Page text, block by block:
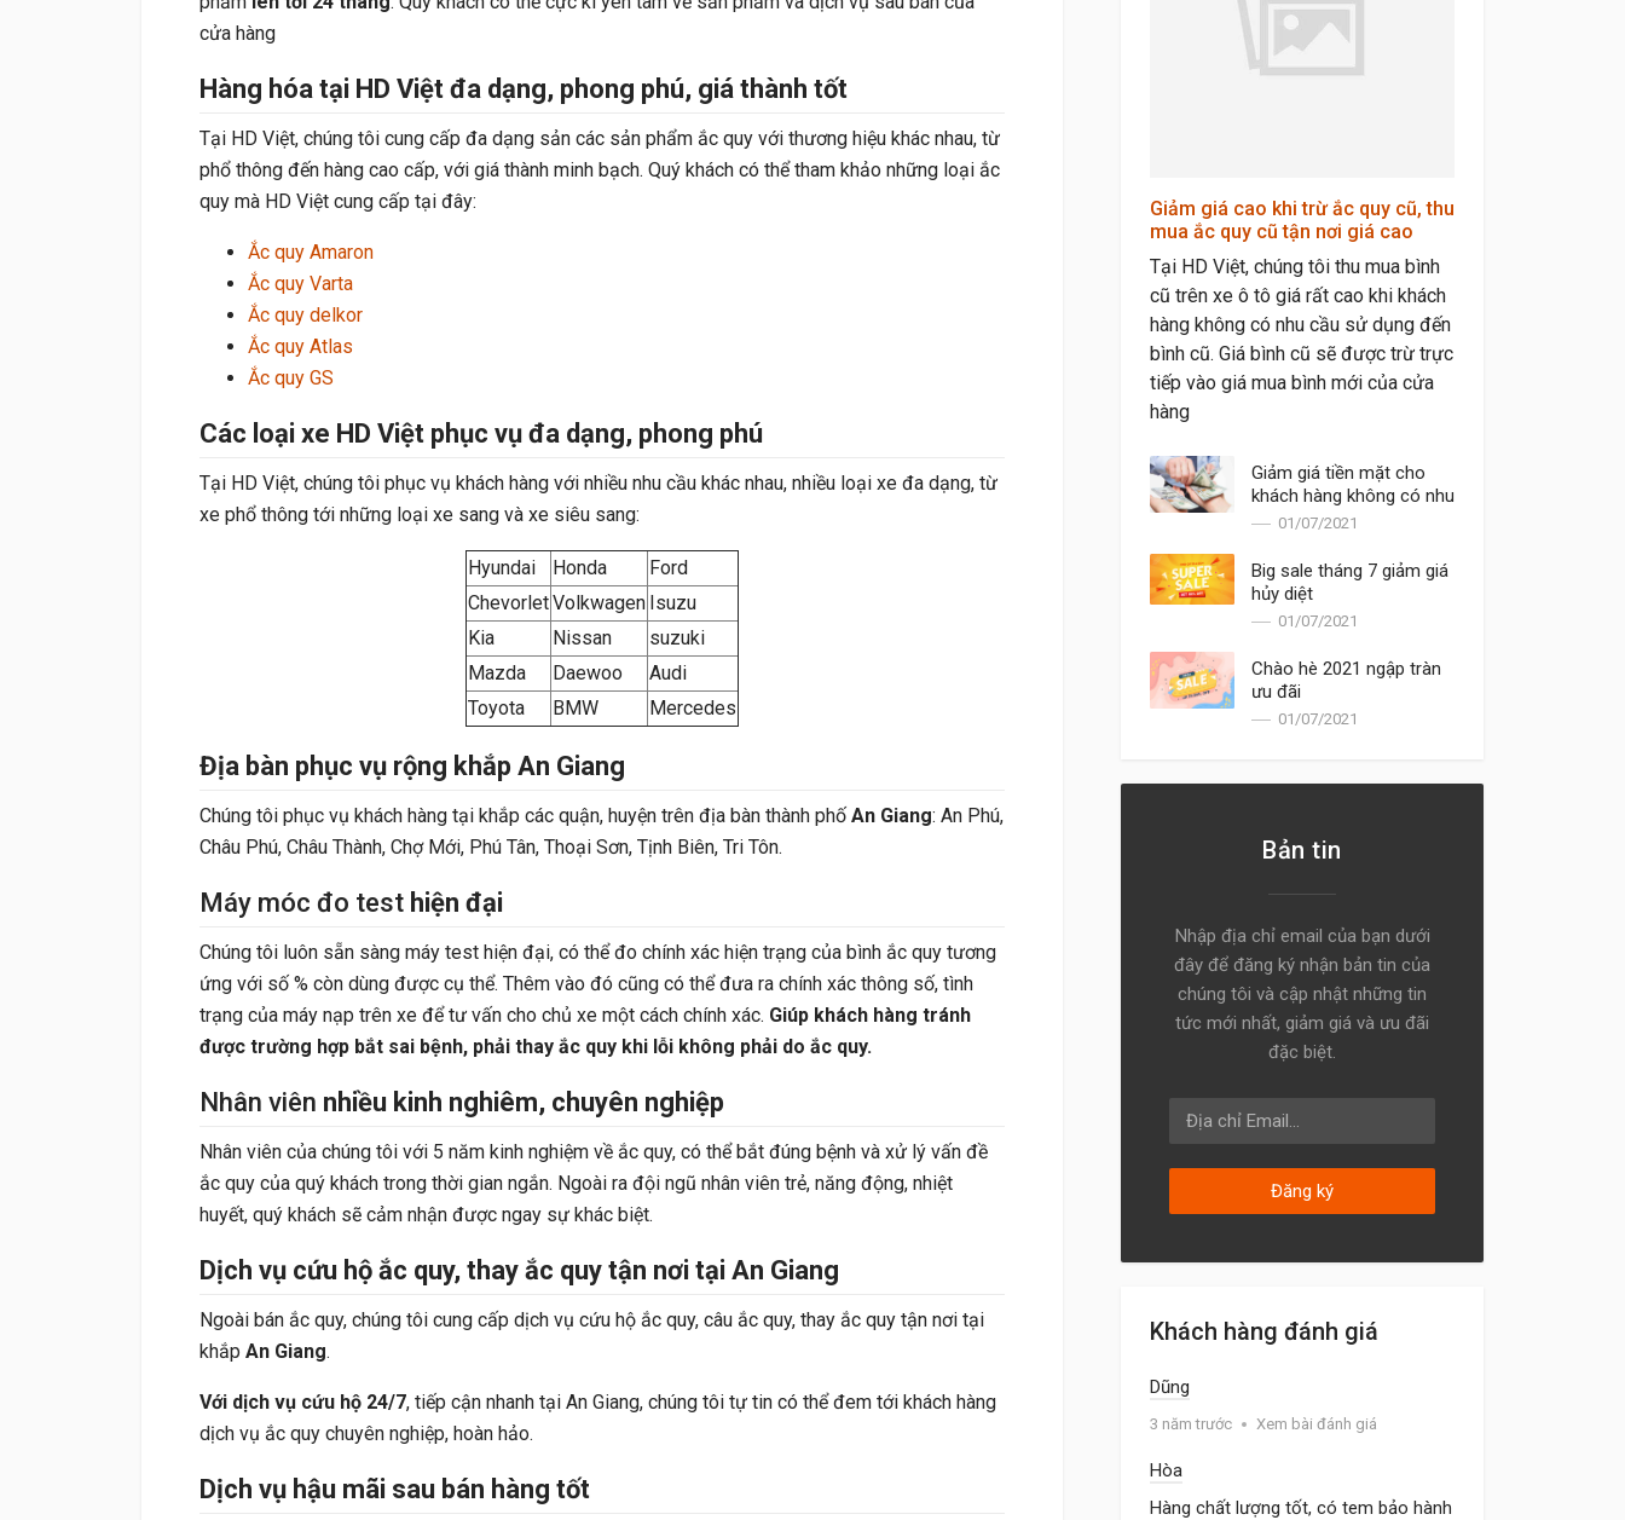
cửa hàng
Hàng hóa tại HD Việt đa dạng, phong phú, giá thành tốt
Tại HD Việt, chúng tôi cung cấp đa dạng sản các sản phẩm ắc quy với thương hiệu khác nhau, từ
phổ thông đến hàng cao cấp, với giá thành minh bạch. Quý khách có thể tham khảo những loại ắc
quy mà HD Việt cung cấp tại đây:
Ắc quy Amaron
Ắc quy Varta
Ắc quy delkor
Ắc quy Atlas
Ắc quy GS
Các loại xe HD Việt phục vụ đa dạng, phong phú
Tại HD Việt, chúng tôi phục vụ khách hàng với nhiều nhu cầu khác nhau, nhiều loại xe đa dạng, từ
xe phổ thông tới những loại xe sang và xe siêu sang:
Hyundai Honda
Ford
ChevorletVolkwagen Isuzu
Kia
Nissan
suzuki
Mazda
Daewoo
Audi
Toyota
BMW Mercedes
Địa bàn phục vụ rộng khắp An Giang
Chúng tôi phục vụ khách hàng tại khắp các quận, huyện trên địa bàn thành phố An Giang: An Phú,
Châu Phú, Châu Thành, Chợ Mới, Phú Tân, Thoại Sơn, Tịnh Biên, Tri Tôn.
Máy móc đo test hiện đại
Chúng tôi luôn sẵn sàng máy test hiện đại, có thể đo chính xác hiện trạng của bình ắc quy tương
ứng với số % còn dùng được cụ thể. Thêm vào đó cũng có thể đưa ra chính xác thông số, tình
trạng của máy nạp trên xe để tư vấn cho chủ xe một cách chính xác. Giúp khách hàng tránh
được trường hợp bắt sai bệnh, phải thay ắc quy khi lỗi không phải do ắc quy.
Nhân viên nhiều kinh nghiêm, chuyên nghiệp
Nhân viên của chúng tôi với 5 năm kinh nghiệm về ắc quy, có thể bắt đúng bệnh và xử lý vấn đề
ắc quy của quý khách trong thời gian ngắn. Ngoài ra đội ngũ nhân viên trẻ, năng động, nhiệt
huyết, quý khách sẽ cảm nhận được ngay sự khác biệt.
Dịch vụ cứu hộ ắc quy, thay ắc quy tận nơi tại An Giang
Ngoài bán ắc quy, chúng tôi cung cấp dịch vụ cứu hộ ắc quy, câu ắc quy, thay ắc quy tận nơi tại
khắp An Giang.
Với dịch vụ cứu hộ 24/7, tiếp cận nhanh tại An Giang, chúng tôi tự tin có thể đem tới khách hàng
dịch vụ ắc quy chuyên nghiệp, hoàn hảo.
Dịch vụ hậu mãi sau bán hàng tốt
Bảng giá ắc quy Varta
Bảng giá ắc quy viễn
thông Vision
Giảm giá cao khi trừ ắc quy cũ, thu
mua ắc quy cũ tận nơi giá cao
Tại HD Việt, chúng tôi thu mua bình
cũ trên xe ô tô giá rất cao khi khách
hàng không có nhu cầu sử dụng đến
bình cũ. Giá bình cũ sẽ được trừ trực
tiếp vào giá mua bình mới của cửa
hàng
Giảm giá tiền mặt cho
khách hàng không có nhu
cầu lắp gấp
01/07/2021
Big sale tháng 7 giảm giá
hủy diệt
01/07/2021
Chào hè 2021 ngập tràn
ưu đãi
01/07/2021
Bản tin
Nhập địa chỉ email của bạn dưới
đây để đăng ký nhận bản tin của
chúng tôi và cập nhật những tin
tức mới nhất, giảm giá và ưu đãi
đặc biệt.
Đăng ký
Khách hàng đánh giá
Dũng
3 năm trước Xem bài đánh giá
Hòa
Hàng chất lượng tốt, có tem bảo hành